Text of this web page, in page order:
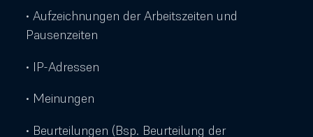
• Aufzeichnungen der Arbeitszeiten und
Pausenzeiten
• IP-Adressen
• Meinungen
• Beurteilungen (Bsp. Beurteilung der